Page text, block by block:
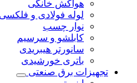
هواکش خانگی
لوله فولادی و فلکسی
نوار چسب
کابلشو و سرسیم
سانورتر هیبریدی
باتری خورشیدی
تجهیزات برق صنعتی